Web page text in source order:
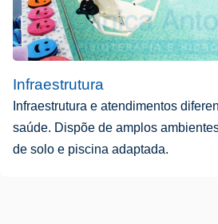
Infraestrutura
Infraestrutura e atendimentos
saúde. Dispõe de amplos
de solo e piscina adaptada.